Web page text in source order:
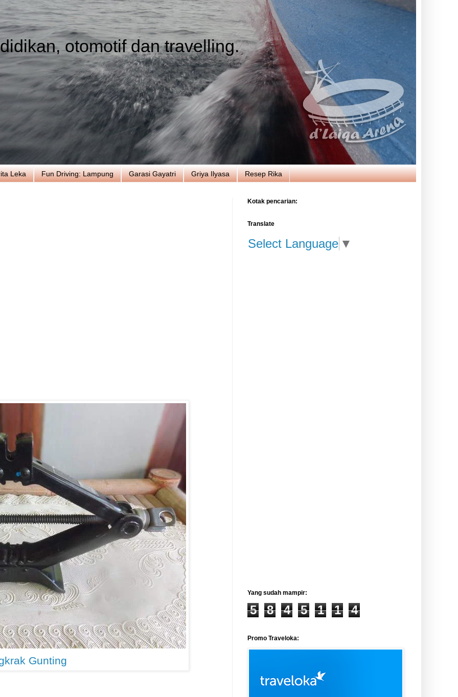
otomotif dan travelling.
Leka Fun Driving: Lampung Garasi Gayatri Griya Ilyasa Resep Rika
Gunting
Kotak pencarian:
Translate
Select Language ▼
Yang sudah mampir:
5 8 4 5 1 1 4
Promo Traveloka: